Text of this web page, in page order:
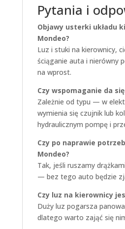
Pytania i
Objawy usterki układu
Mondeo?
Luz i stuki na kierownicy,
ściąganie auta i nierówny
na wprost.
Czy wspomaganie da
Zależnie od typu — w
wymienia się czujnik lub
hydraulicznym pompę i
Czy po naprawie
Mondeo?
Tak, jeśli ruszamy
— bez tego auto będzie
Czy luz na kierownicy
Duży luz pogarsza
dlatego warto zająć się